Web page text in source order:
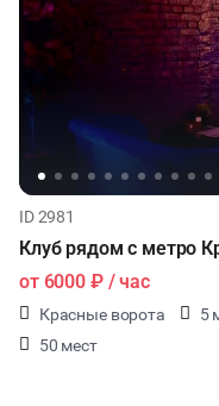
ФУРШЕТЫ
КОНФЕРЕНЦИИ
ДЕГУСТАЦИИ
ЧАЕПИТИЕ
ID 2981
Клуб рядом с метро
от 6000 ₽/ час
Красные ворота 5
50 мест